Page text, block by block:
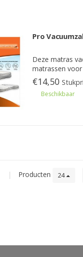
Pro
Deze matras
matrassen
€14,50
Beschikbaar
| Producten 24